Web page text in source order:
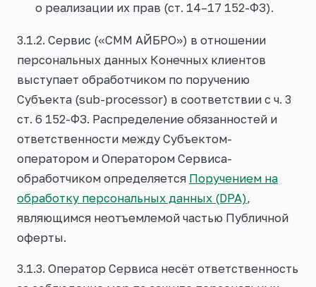
о реализации их прав (ст. 14–17 152-ФЗ).
3.1.2. Сервис («СММ АЙБРО») в отношении
персональных данных Конечных клиентов
выступает обработчиком по поручению
Субъекта (sub-processor) в соответствии с ч. 3
ст. 6 152-ФЗ. Распределение обязанностей и
ответственности между Субъектом-
оператором и Оператором Сервиса-
обработчиком определяется Поручением на
обработку персональных данных (DPA),
являющимся неотъемлемой частью Публичной
оферты.
3.1.3. Оператор Сервиса несёт ответственность